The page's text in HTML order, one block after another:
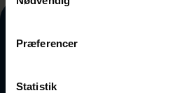
Præferencer
Statistik